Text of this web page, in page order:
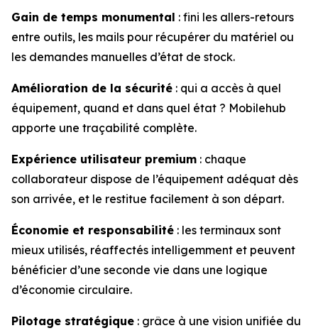
Gain de temps monumental : fini les allers-retours
entre outils, les mails pour récupérer du matériel ou
les demandes manuelles d’état de stock.
Amélioration de la sécurité : qui a accès à quel
équipement, quand et dans quel état ? Mobilehub
apporte une traçabilité complète.
Expérience utilisateur premium : chaque
collaborateur dispose de l’équipement adéquat dès
son arrivée, et le restitue facilement à son départ.
Économie et responsabilité : les terminaux sont
mieux utilisés, réaffectés intelligemment et peuvent
bénéficier d’une seconde vie dans une logique
d’économie circulaire.
Pilotage stratégique : grâce à une vision unifiée du